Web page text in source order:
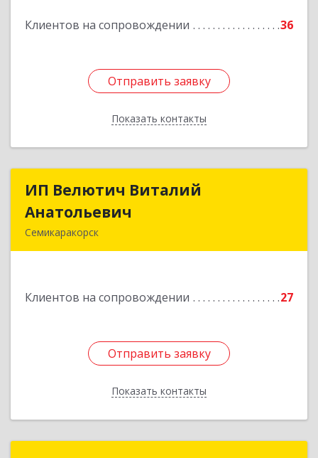
Клиентов на сопровождении 36
Отправить заявку
Показать контакты
Отправить заявку
Назад
ИП Велютич Виталий
Анатольевич
Семикаракорск
Клиентов на сопровождении 27
Отправить заявку
Показать контакты
ИП Велютич Виталий
Подробнее
Отправить заявку
Назад